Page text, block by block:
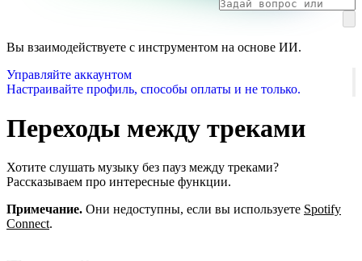
Вы взаимодействуете с инструментом на основе ИИ.
Управляйте аккаунтом
Настраивайте профиль, способы оплаты и не только.
Переходы между треками
Хотите слушать музыку без пауз между треками?
Рассказываем про интересные функции.
Примечание. Они недоступны, если вы используете Spotify
Connect.